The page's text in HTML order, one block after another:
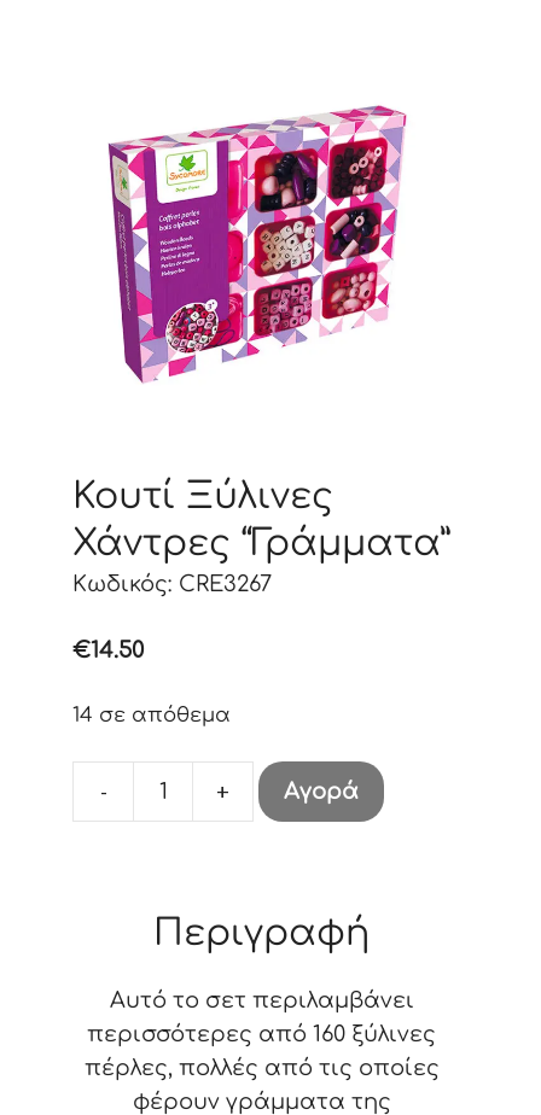
Κουτί Ξύλινες
Χάντρες “Γράμματα”
Κωδικός: CRE3267
€14.50
14 σε απόθεμα
-
Κουτί
"Γράμματα"
ποσότητα
+ Αγορά
Περιγραφή
Αυτό το σετ περιλαμβάνει
περισσότερες από 160 ξύλινες
πέρλες, πολλές από τις οποίες
φέρουν γράμματα της